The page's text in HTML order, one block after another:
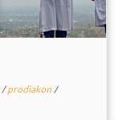
/prodiakon/